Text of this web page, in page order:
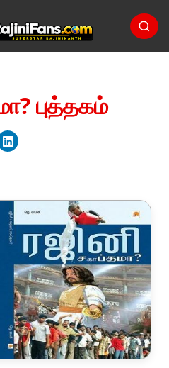
புத்தகம்